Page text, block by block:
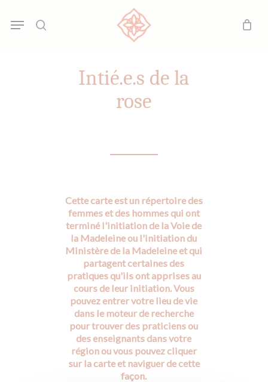
Menu
Intié.e.s de la
rose
Cette carte est un répertoire des
femmes et des hommes qui ont
terminé l'initiation de la Voie de
la Madeleine ou l'initiation du
Ministère de la Madeleine et qui
partagent certaines des
pratiques qu'ils ont apprises au
cours de leur initiation. Vous
pouvez entrer votre lieu de vie
dans le moteur de recherche
pour trouver des praticiens ou
des enseignants dans votre
région ou vous pouvez cliquer
sur la carte et naviguer de cette
façon.